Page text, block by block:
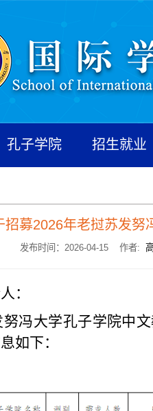
孔子学院 招生就业
招募2026年老挝苏发
发布时间：2026-04-15 作者:
：
冯大学孔子学院中
如下：